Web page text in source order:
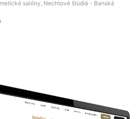
salóny, Nechtové štúdiá - Banská